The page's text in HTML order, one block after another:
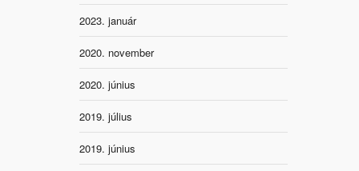
2023. január
2020. november
2020. június
2019. július
2019. június